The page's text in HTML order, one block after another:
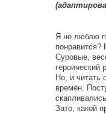
Я не люблю
понравится?
Суровые,
героический
Но, и читать
времён.
Зато, какой